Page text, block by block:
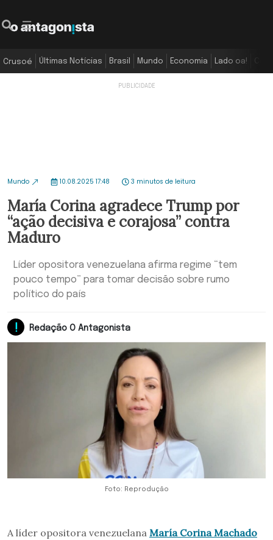
Crusoé Últimas Notícias Brasil Mundo Economia Lado oa!
Mundo 10.08.2025 17:48 3 minutos de leitura
María Corina agradece Trump por
“ação decisiva e corajosa” contra
Maduro
Líder opositora venezuelana afirma regime “tem
pouco tempo” para tomar decisão sobre rumo
político do país
Redação O Antagonista
Foto: Reprodução
A líder opositora venezuelana María Corina Machado